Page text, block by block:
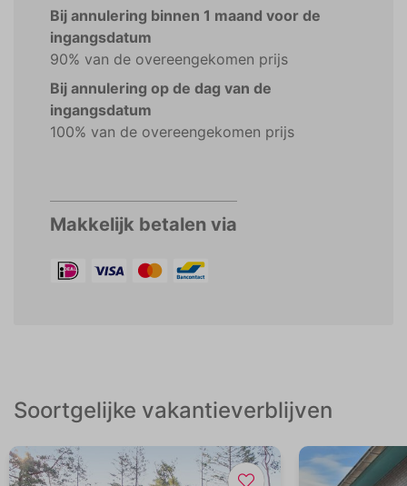
Bij annulering binnen 1 maand voor de
ingangsdatum
90% van de overeengekomen prijs
Bij annulering op de dag van de
ingangsdatum
100% van de overeengekomen prijs
Makkelijk betalen via
Soortgelijke vakantieverblijven